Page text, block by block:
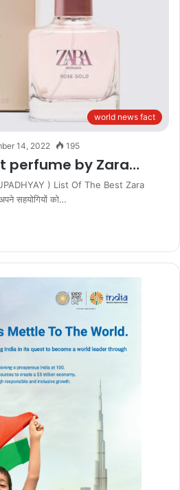
world news fact
14, 2022 195
perfume by Zara…
) List Of The Best Zara
सहयोगियों को…